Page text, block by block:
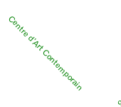
Centre d’Art Contemporain